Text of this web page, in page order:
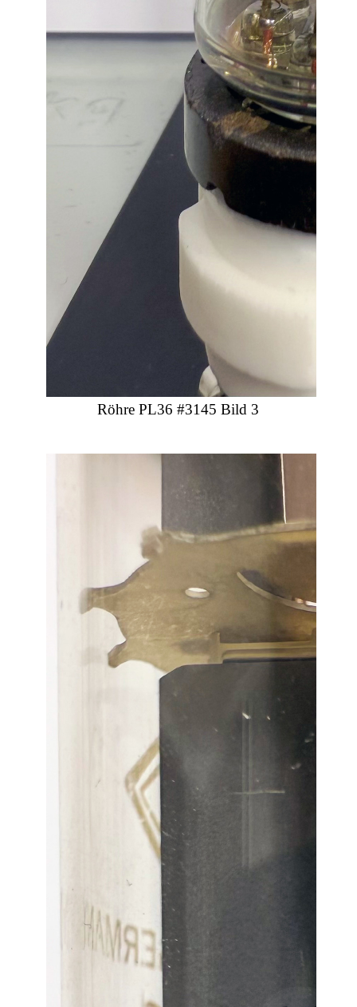
Röhre PL36 #3145 Bild 3